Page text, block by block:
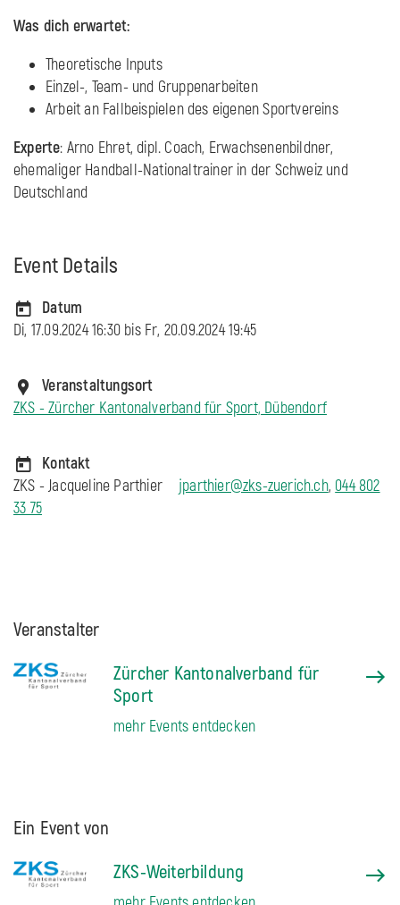
Was dich erwartet:
Theoretische Inputs
Einzel-, Team- und Gruppenarbeiten
Arbeit an Fallbeispielen des eigenen Sportvereins
Experte: Arno Ehret, dipl. Coach, Erwachsenenbildner,
ehemaliger Handball-Nationaltrainer in der Schweiz und
Deutschland
Event Details
Datum
Di, 17.09.2024 16:30 bis Fr, 20.09.2024 19:45
Veranstaltungsort
ZKS - Zürcher Kantonalverband für Sport, Dübendorf
Kontakt
ZKS - Jacqueline Parthier
jparthier@zks-zuerich.ch, 044 802
33 75
Veranstalter
Zürcher Kantonalverband für
Sport
mehr Events entdecken
Ein Event von
ZKS-Weiterbildung